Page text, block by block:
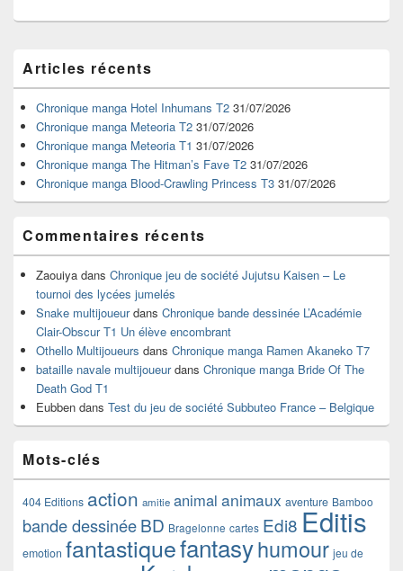
principale
de
widget
pour
barre
latérale
Articles récents
Chronique manga Hotel Inhumans T2 31/07/2026
Chronique manga Meteoria T2 31/07/2026
Chronique manga Meteoria T1 31/07/2026
Chronique manga The Hitman’s Fave T2 31/07/2026
Chronique manga Blood-Crawling Princess T3 31/07/2026
Commentaires récents
Zaouiya dans Chronique jeu de société Jujutsu Kaisen – Le
tournoi des lycées jumelés
Snake multijoueurdans Chronique bande dessinée L’Académie
Clair-Obscur T1 Un élève encombrant
Othello Multijoueurs dans Chronique manga Ramen Akaneko T7
bataille navale multijoueurdans Chronique manga Bride Of The
Death God T1
Eubben dans Test du jeu de société Subbuteo France – Belgique
Mots-clés
404 Editions action amitie animal animaux aventure Bamboo
bande dessinéeBD Bragelonne cartes Edi8 Editis
emotion fantastiquefantasyhumour jeu de